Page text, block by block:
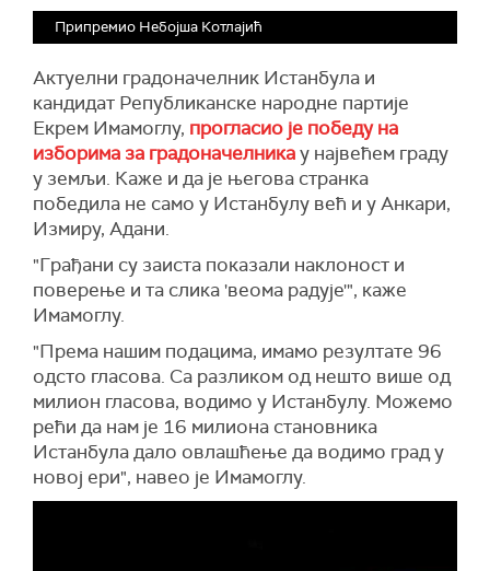
Припремио Небојша Котлајић
Актуелни градоначелник Истанбула и
кандидат Републиканске народне партије
Екрем Имамоглу, прогласио је победу на
изборима за градоначелникау највећем граду
у земљи. Каже и да је његова странка
победила не само у Истанбулу већ и у Анкари,
Измиру, Адани.
"Грађани су заиста показали наклоност и
поверење и та слика 'веома радује'", каже
Имамоглу.
"Према нашим подацима, имамо резултате 96
одсто гласова. Са разликом од нешто више од
милион гласова, водимо у Истанбулу. Можемо
рећи да нам је 16 милиона становника
Истанбула дало овлашћење да водимо град у
новој ери", навео је Имамоглу.